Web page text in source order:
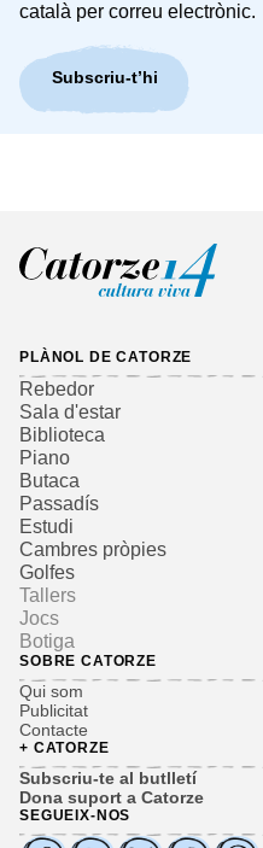
català per correu electrònic.
Subscriu-t’hi
PLÀNOL DE CATORZE
Rebedor
Sala d'estar
Biblioteca
Piano
Butaca
Passadís
Estudi
Cambres pròpies
Golfes
Tallers
Jocs
Botiga
SOBRE CATORZE
Qui som
Publicitat
Contacte
+ CATORZE
Subscriu-te al butlletí
Dona suport a Catorze
SEGUEIX-NOS